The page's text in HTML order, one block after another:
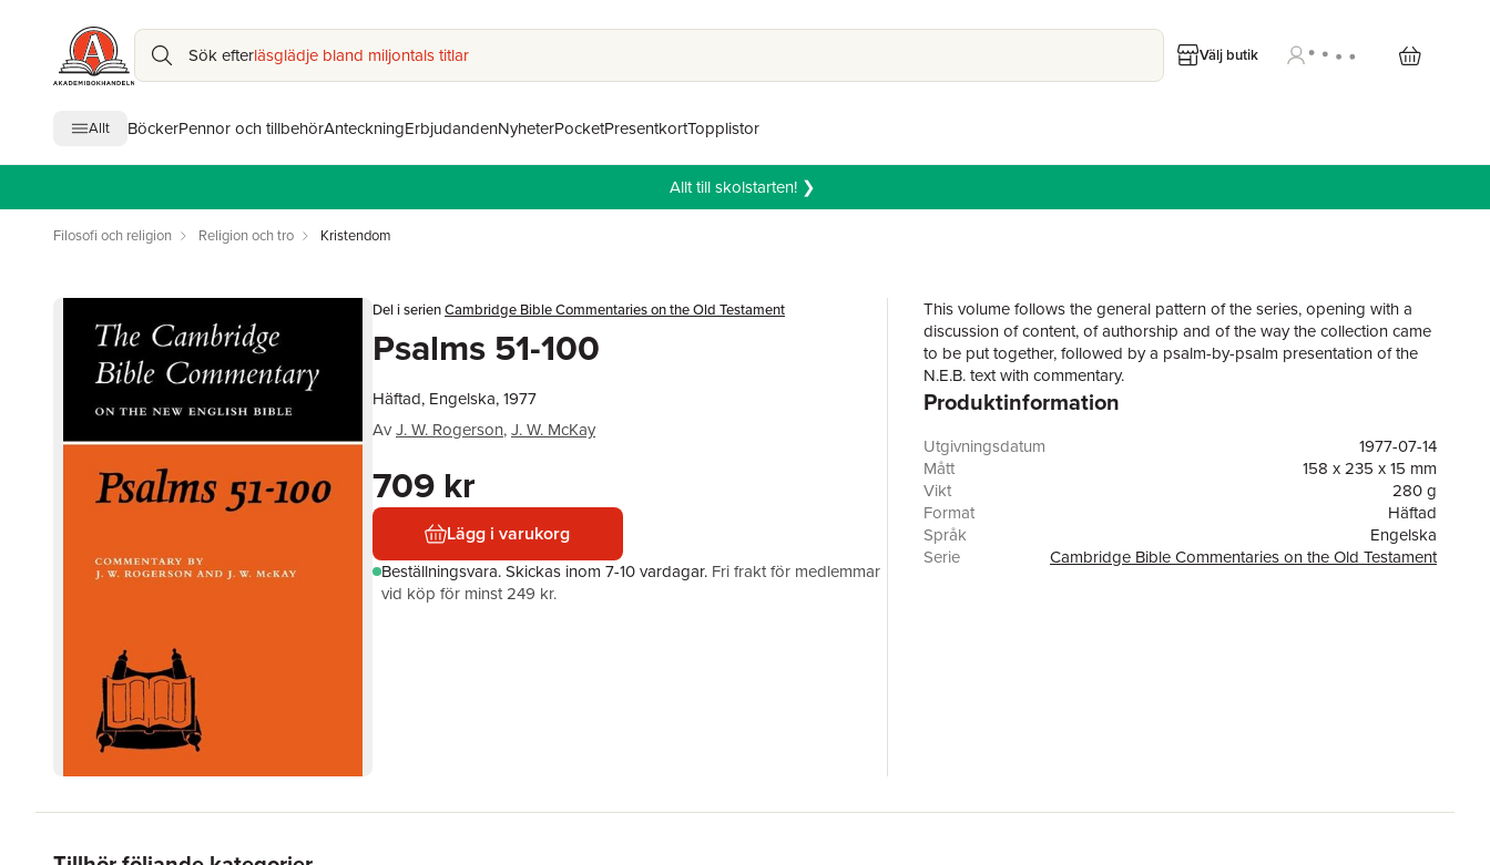
Sök efterläsglädje bland miljontals titlar Välj butik
Allt BöckerPennor och tillbehörAnteckningErbjudandenNyheterPocketPresentkortTopplistor
Allt till skolstarten! ❯
Filosofi och religion Religion och tro Kristendom
Del i serienCambridge Bible Commentaries on the Old Testament
Psalms 51-100
Häftad, Engelska, 1977
AvJ. W. Rogerson,J. W. McKay
709 kr
Lägg i varukorg
Beställningsvara.Skickas inom 7-10 vardagar. Fri frakt för medlemmar
vid köp för minst 249 kr.
This volume follows the general pattern of the series, opening with a
discussion of content, of authorship and of the way the collection came
to be put together, followed by a psalm-by-psalm presentation of the
N.E.B. text with commentary.
Produktinformation
Utgivningsdatum
1977-07-14
Mått
158 x 235 x 15 mm
Vikt
280 g
Format
Häftad
Språk
Engelska
Serie
Cambridge Bible Commentaries on the Old Testament